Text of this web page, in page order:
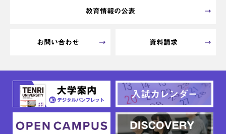
教育情報の公表
お問い合わせ 資料請求